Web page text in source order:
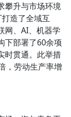
攀升与市场环境
造了全域互
网、AI、机器学
下部署了60余项
时贯通。此举措
，劳动生产率增